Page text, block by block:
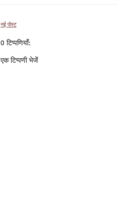
नई पोस्ट
0 टिप्पणियाँ:
एक टिप्पणी भेजें